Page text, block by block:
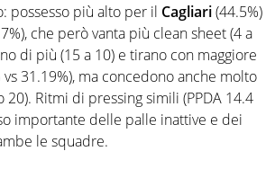
possesso più alto per il Cagliari(44.5%)
che però vanta più clean sheet (4 a
di più (15 a 10) e tirano con maggiore
31.19%), ma concedono anche molto
Ritmi di pressing simili (PPDA 14.4
importante delle palle inattive e dei
le squadre.